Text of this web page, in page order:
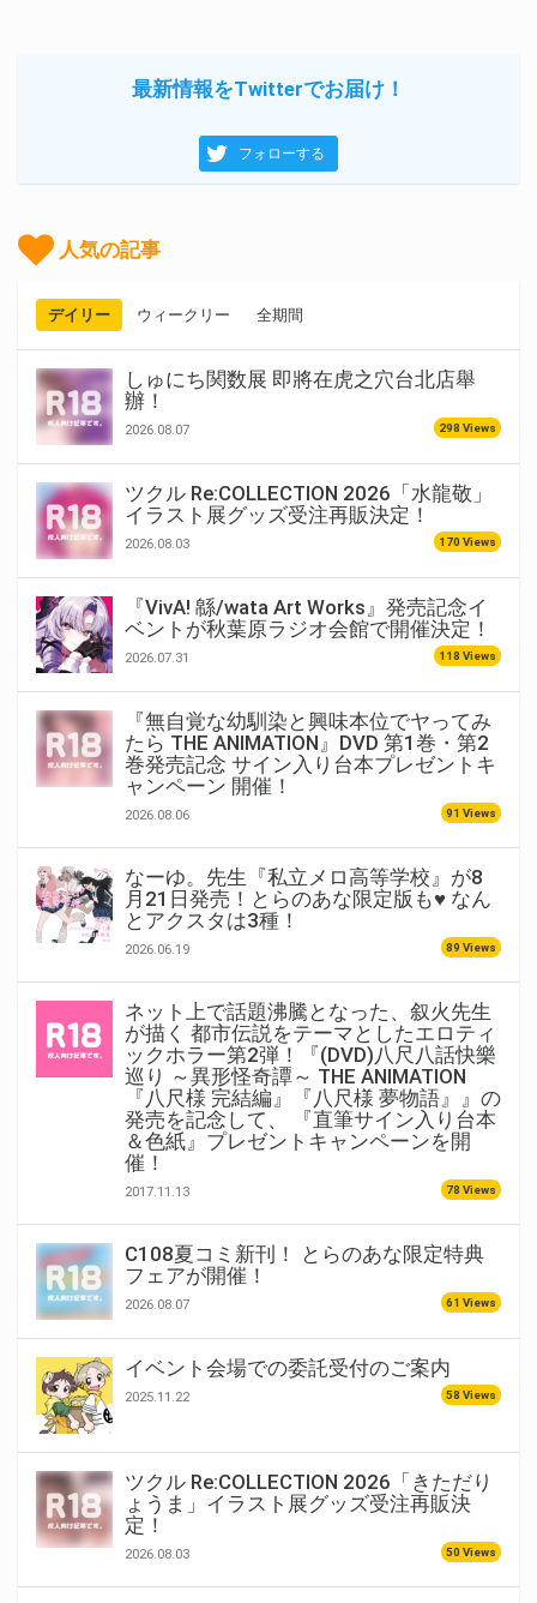
最新情報をTwitterでお届け！
フォローする
人気の記事
デイリー ウィークリー 全期間
しゅにち関数展 即將在虎之穴台北店舉
辦！
2026.08.07 298 Views
ツクル Re:COLLECTION 2026「水龍敬」
イラスト展グッズ受注再販決定！
2026.08.03 170 Views
『VivA! 緜/wata Art Works』発売記念イ
ベントが秋葉原ラジオ会館で開催決定！
2026.07.31 118 Views
『無自覚な幼馴染と興味本位でヤってみ
たら THE ANIMATION』DVD 第1巻・第2
巻発売記念 サイン入り台本プレゼントキ
ャンペーン 開催！
2026.08.06 91 Views
なーゆ。先生『私立メロ高等学校』が8
月21日発売！とらのあな限定版も♥ なん
とアクスタは3種！
2026.06.19 89 Views
ネット上で話題沸騰となった、叙火先生
が描く 都市伝説をテーマとしたエロティ
ックホラー第2弾！『(DVD)八尺八話快樂
巡り ～異形怪奇譚～ THE ANIMATION
『八尺様 完結編』『八尺様 夢物語』』の
発売を記念して、 『直筆サイン入り台本
＆色紙』プレゼントキャンペーンを開
催！
2017.11.13 78 Views
C108夏コミ新刊！ とらのあな限定特典
フェアが開催！
2026.08.07 61 Views
イベント会場での委託受付のご案内
2025.11.22 58 Views
ツクル Re:COLLECTION 2026「きただり
ょうま」イラスト展グッズ受注再販決
定！
2026.08.03 50 Views